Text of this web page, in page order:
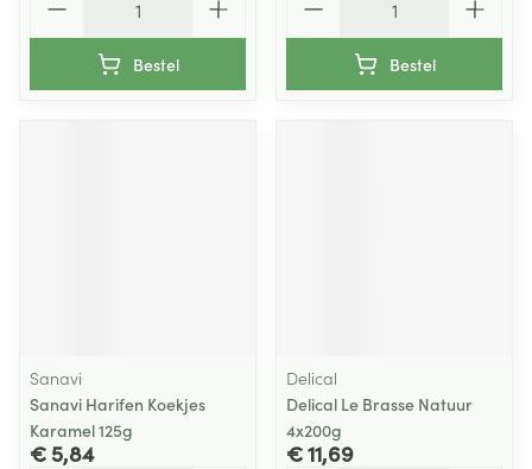
Bestel Bestel
Sanavi
Sanavi Harifen Koekjes
Karamel 125g
€ 5,84
Delical
Delical Le Brasse Natuur
4x200g
€ 11,69